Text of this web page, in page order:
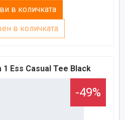
в количката
в количката
1 Ess Casual Tee Black
-49%